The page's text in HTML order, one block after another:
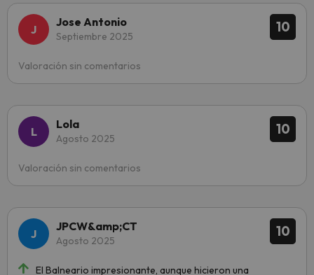
10
Jose Antonio
Septiembre 2025
Valoración sin comentarios
10
Lola
Agosto 2025
Valoración sin comentarios
10
JPCW&amp;CT
Agosto 2025
El Balneario impresionante, aunque hicieron una